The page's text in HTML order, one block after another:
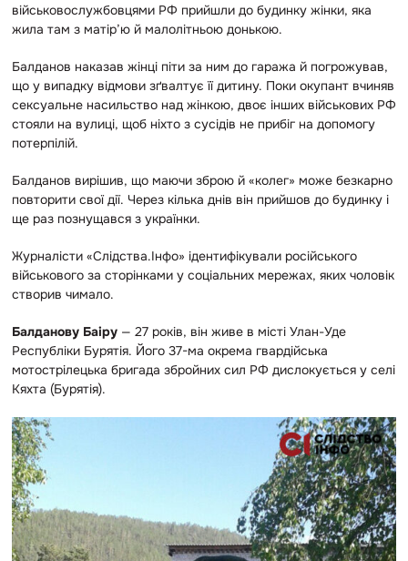
військовослужбовцями РФ прийшли до будинку жінки, яка
жила там з матір’ю й малолітньою донькою.
Балданов наказав жінці піти за ним до гаража й погрожував,
що у випадку відмови зґвалтує її дитину. Поки окупант вчиняв
сексуальне насильство над жінкою, двоє інших військових РФ
стояли на вулиці, щоб ніхто з сусідів не прибіг на допомогу
потерпілій.
Балданов вирішив, що маючи зброю й «колег» може безкарно
повторити свої дії. Через кілька днів він прийшов до будинку і
ще раз познущався з українки.
Журналісти «Слідства.Інфо» ідентифікували російського
військового за сторінками у соціальних мережах, яких чоловік
створив чимало.
Балданову Баіру — 27 років, він живе в місті Улан-Уде
Республіки Бурятія. Його 37-ма окрема гвардійська
мотострілецька бригада збройних сил РФ дислокується у селі
Кяхта (Бурятія).